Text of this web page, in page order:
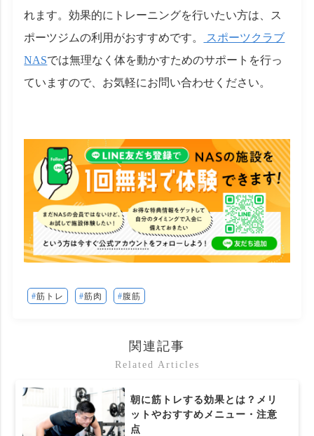
れます。効果的にトレーニングを行いたい方は、ス
ポーツジムの利用がおすすめです。
スポーツクラブ
NASでは無理なく体を動かすためのサポートを行っ
ていますので、お気軽にお問い合わせください。
筋トレ 筋肉 腹筋
関連記事
Related Articles
朝に筋トレする効果とは？メリ
ットやおすすめメニュー・注意
点